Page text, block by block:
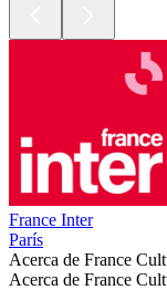
France Inter
París
Acerca de France
Acerca de France